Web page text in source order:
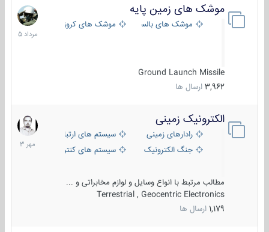
موشک های زمین پایه
موشک های بالستیک موشک های کروز
Ground Launch Missile
3,962 ارسال ها
2
مرداد
1405
الکترونیک زمینی
رادارهای زمینی
سیستم های ارتباطی و جمع آوری
جنگ الکترونیک
سیستم های کنترل آتش و تجهیزات
مطالب مرتبط با انواع وسایل و لوازم مخابراتی و ...
Terrestrial , Geocentric Electronics
1,179 ارسال ها
1
مهر
1403